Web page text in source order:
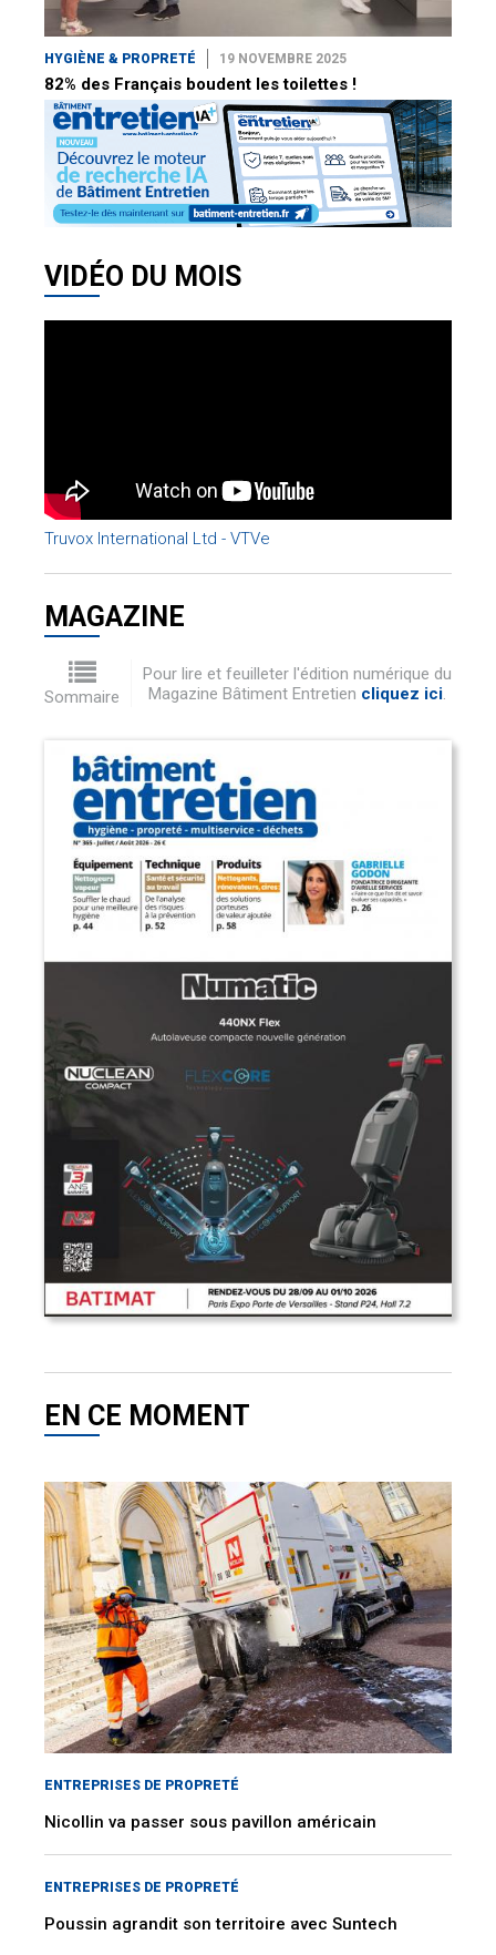
HYGIÈNE & PROPRETÉ 19 NOVEMBRE 2025
82% des Français boudent les toilettes !
VIDÉO DU MOIS
Truvox International Ltd - VTVe
MAGAZINE
Sommaire
Pour lire et feuilleter l'édition numérique du
Magazine Bâtiment Entretien cliquez ici.
EN CE MOMENT
ENTREPRISES DE PROPRETÉ
Nicollin va passer sous pavillon américain
ENTREPRISES DE PROPRETÉ
Poussin agrandit son territoire avec Suntech